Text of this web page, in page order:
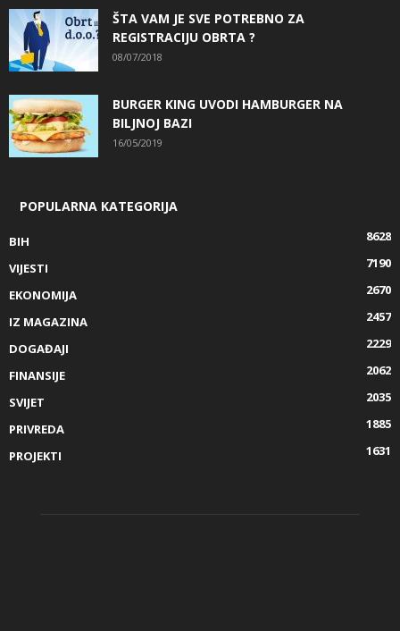
ŠTA VAM JE SVE POTREBNO ZA
REGISTRACIJU OBRTA ?
08/07/2018
BURGER KING UVODI HAMBURGER NA
BILJNOJ BAZI
16/05/2019
POPULARNA KATEGORIJA
BIH
8628
VIJESTI
7190
EKONOMIJA
2670
IZ MAGAZINA
2457
DOGAĐAJI
2229
FINANSIJE
2062
SVIJET
2035
PRIVREDA
1885
PROJEKTI
1631